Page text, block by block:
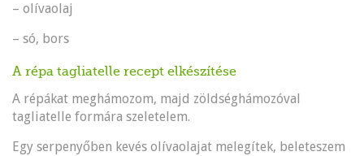
– olívaolaj
– só, bors
A répa tagliatelle recept elkészítése
A répákat meghámozom, majd zöldséghámozóval
tagliatelle formára szeletelem.
Egy serpenyőben kevés olívaolajat melegítek, beleteszem